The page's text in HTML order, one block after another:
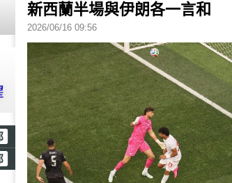
新西蘭半場與伊朗各一言和
2026/06/16 09:56